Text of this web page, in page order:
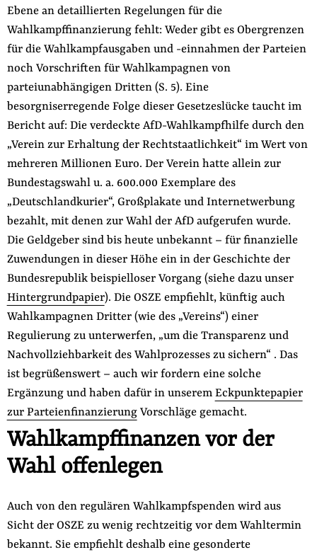
Ebene an detaillierten Regelungen für die
Wahlkampffinanzierung fehlt: Weder gibt es Obergrenzen
für die Wahlkampfausgaben und -einnahmen der Parteien
noch Vorschriften für Wahlkampagnen von
parteiunabhängigen Dritten (S. 5). Eine
besorgniserregende Folge dieser Gesetzeslücke taucht im
Bericht auf: Die verdeckte AfD-Wahlkampfhilfe durch den
„Verein zur Erhaltung der Rechtstaatlichkeit“ im Wert von
mehreren Millionen Euro. Der Verein hatte allein zur
Bundestagswahl u. a. 600.000 Exemplare des
„Deutschlandkurier“, Großplakate und Internetwerbung
bezahlt, mit denen zur Wahl der AfD aufgerufen wurde.
Die Geldgeber sind bis heute unbekannt – für finanzielle
Zuwendungen in dieser Höhe ein in der Geschichte der
Bundesrepublik beispielloser Vorgang (siehe dazu unser
Hintergrundpapier). Die OSZE empfiehlt, künftig auch
Wahlkampagnen Dritter (wie des „Vereins“) einer
Regulierung zu unterwerfen, „um die Transparenz und
Nachvollziehbarkeit des Wahlprozesses zu sichern“ . Das
ist begrüßenswert – auch wir fordern eine solche
Ergänzung und haben dafür in unserem Eckpunktepapier
zur ParteienfinanzierungVorschläge gemacht.
Wahlkampffinanzen vor der
Wahl offenlegen
Auch von den regulären Wahlkampfspenden wird aus
Sicht der OSZE zu wenig rechtzeitig vor dem Wahltermin
bekannt. Sie empfiehlt deshalb eine gesonderte